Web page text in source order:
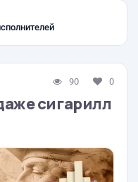
90 0
сигарилл